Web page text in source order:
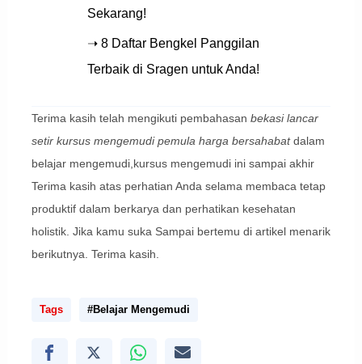
Sekarang!
➝ 8 Daftar Bengkel Panggilan
Terbaik di Sragen untuk Anda!
Terima kasih telah mengikuti pembahasan bekasi lancar
setir kursus mengemudi pemula harga bersahabatdalam
belajar mengemudi,kursus mengemudi ini sampai akhir
Terima kasih atas perhatian Anda selama membaca tetap
produktif dalam berkarya dan perhatikan kesehatan
holistik. Jika kamu suka Sampai bertemu di artikel menarik
berikutnya. Terima kasih.
Tags #Belajar Mengemudi